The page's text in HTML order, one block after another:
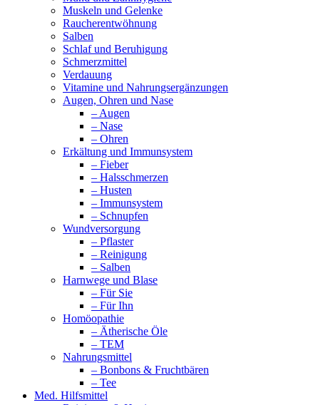
Muskeln und Gelenke
Raucherentwöhnung
Salben
Schlaf und Beruhigung
Schmerzmittel
Verdauung
Vitamine und Nahrungsergänzungen
Augen, Ohren und Nase
– Augen
– Nase
– Ohren
Erkältung und Immunsystem
– Fieber
– Halsschmerzen
– Husten
– Immunsystem
– Schnupfen
Wundversorgung
– Pflaster
– Reinigung
– Salben
Harnwege und Blase
– Für Sie
– Für Ihn
Homöopathie
– Ätherische Öle
– TEM
Nahrungsmittel
– Bonbons & Fruchtbären
– Tee
Med. Hilfsmittel